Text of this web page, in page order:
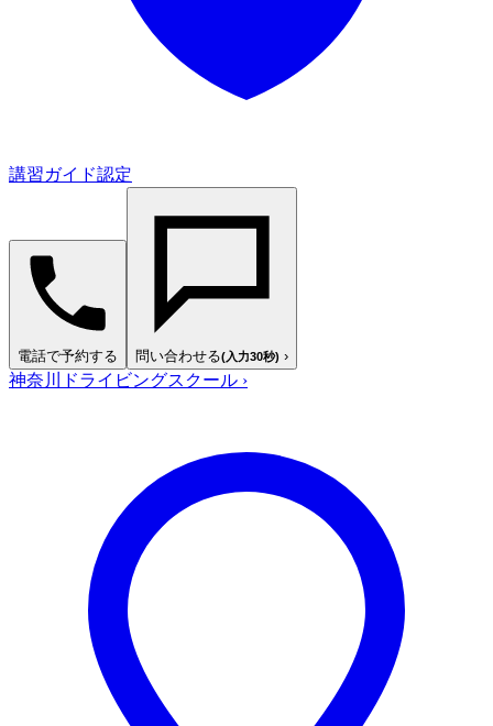
講習ガイド認定
電話で予約する 問い合わせる(入力30秒) ›
神奈川ドライビングスクール ›